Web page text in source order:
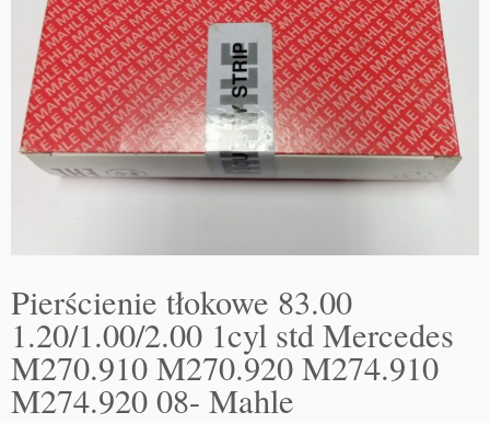
Pierścienie tłokowe 83.00
1.20/1.00/2.00 1cyl std Mercedes
M270.910 M270.920 M274.910
M274.920 08- Mahle